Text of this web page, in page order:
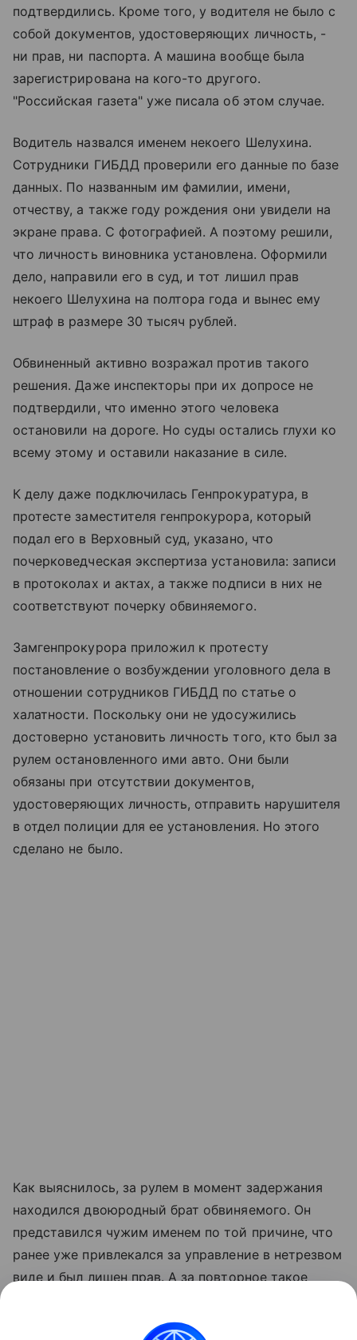
подтвердились. Кроме того, у водителя не было с
собой документов, удостоверяющих личность, -
ни прав, ни паспорта. А машина вообще была
зарегистрирована на кого-то другого.
"Российская газета" уже писала об этом случае.
Водитель назвался именем некоего Шелухина.
Сотрудники ГИБДД проверили его данные по базе
данных. По названным им фамилии, имени,
отчеству, а также году рождения они увидели на
экране права. С фотографией. А поэтому решили,
что личность виновника установлена. Оформили
дело, направили его в суд, и тот лишил прав
некоего Шелухина на полтора года и вынес ему
штраф в размере 30 тысяч рублей.
Обвиненный активно возражал против такого
решения. Даже инспекторы при их допросе не
подтвердили, что именно этого человека
остановили на дороге. Но суды остались глухи ко
всему этому и оставили наказание в силе.
К делу даже подключилась Генпрокуратура, в
протесте заместителя генпрокурора, который
подал его в Верховный суд, указано, что
почерковедческая экспертиза установила: записи
в протоколах и актах, а также подписи в них не
соответствуют почерку обвиняемого.
Замгенпрокурора приложил к протесту
постановление о возбуждении уголовного дела в
отношении сотрудников ГИБДД по статье о
халатности. Поскольку они не удосужились
достоверно установить личность того, кто был за
рулем остановленного ими авто. Они были
обязаны при отсутствии документов,
удостоверяющих личность, отправить нарушителя
в отдел полиции для ее установления. Но этого
сделано не было.
Как выяснилось, за рулем в момент задержания
находился двоюродный брат обвиняемого. Он
представился чужим именем по той причине, что
ранее уже привлекался за управление в нетрезвом
виде и был лишен прав. А за повторное такое
еще и с конфискацией авто.